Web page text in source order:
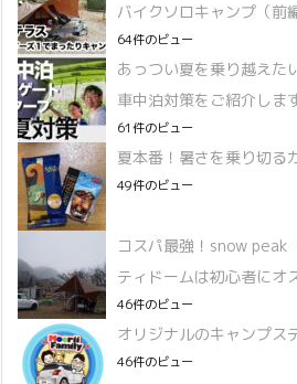
バイクソロキャンプ（前
64件のビュー
あっつい夏を乗り越えた
車中泊対策をご紹介します
61件のビュー
夏本番！暑さを乗り切る
49件のビュー
コスパ最強！snow peak
ティドームは初心者にオ
46件のビュー
オリジナルのキャンプス
46件のビュー